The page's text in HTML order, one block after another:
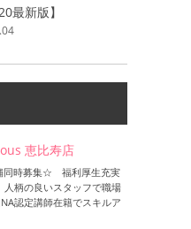
最新版】
恵比寿店
同時募集☆ 福利厚生充実
柄の良いスタッフで職場
認定講師在籍でスキルア